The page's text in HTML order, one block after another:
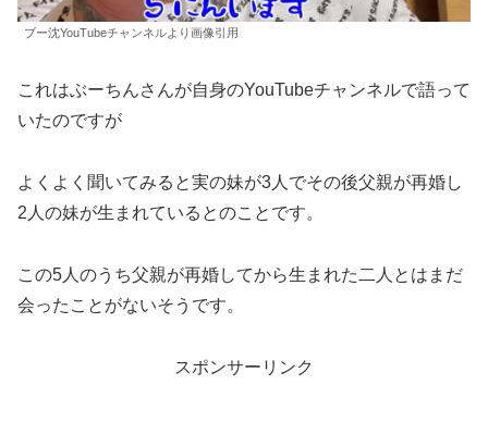
ブー沈YouTubeチャンネルより画像引用
これはぶーちんさんが自身のYouTubeチャンネルで語って
いたのですが
よくよく聞いてみると実の妹が3人でその後父親が再婚し
2人の妹が生まれているとのことです。
この5人のうち父親が再婚してから生まれた二人とはまだ
会ったことがないそうです。
スポンサーリンク